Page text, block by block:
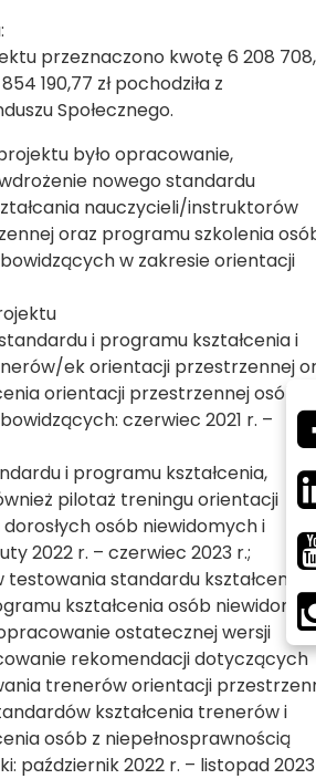
przeznaczono kwotę 6 208
190,77 zł pochodziła z
Społecznego.
było opracowanie,
nowego standardu
nauczycieli/instruktorów
oraz programu szkolenia
w zakresie orientacji
i programu kształcenia i
ek orientacji przestrzennej
orientacji przestrzennej osób
czerwiec 2021 r. –
i programu kształcenia,
pilotaż treningu orientacji
osób niewidomych i
2022 r. – czerwiec 2023 r.;
standardu kształcenia
kształcenia osób
ostatecznej wersji
rekomendacji dotyczących
trenerów orientacji
kształcenia trenerów i
osób z niepełnosprawnością
październik 2022 r. – listopad